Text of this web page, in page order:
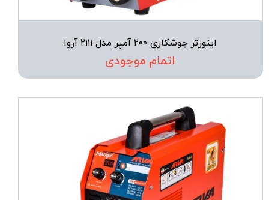
اینورتر جوشکاری ۲۰۰ آمپر مدل ۲۱۱۱ آروا
اتمام موجودی